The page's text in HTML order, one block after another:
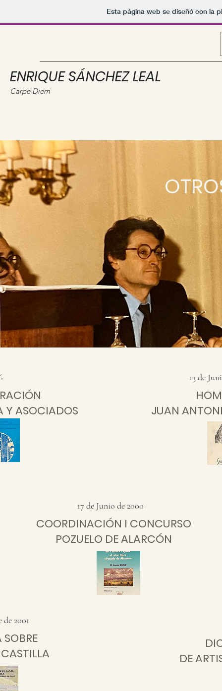
Esta página web se diseñó con la
ENRIQUE SÁNCHEZ LEAL
Carpe Diem
Y ASOCIADOS
13 de
JUAN
17 de Junio de 2000
COORDINACIÓN I CONCURSO
POZUELO DE ALARCÓN
2001
DE